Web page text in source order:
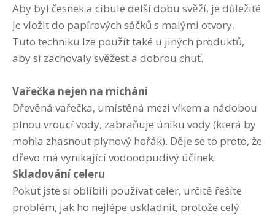
Aby byl česnek a cibule delší dobu svěží, je důležité
je vložit do papírových sáčků s malými otvory.
Tuto techniku ​​lze použít také u jiných produktů,
aby si zachovaly svěžest a dobrou chuť.
Vařečka nejen na míchání
Dřevěná vařečka, umístěná mezi víkem a nádobou
plnou vroucí vody, zabraňuje úniku vody (která by
mohla zhasnout plynový hořák). Děje se to proto, že
dřevo má vynikající vodoodpudivý účinek.
Skladování celeru
Pokut jste si oblíbili používat celer, určitě řešíte
problém, jak ho nejlépe uskladnit, protože celý